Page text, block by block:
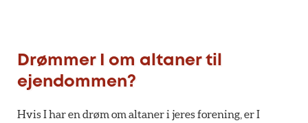
Drømmer I om altaner til
ejendommen?
Hvis I har en drøm om altaner i jeres forening, er I